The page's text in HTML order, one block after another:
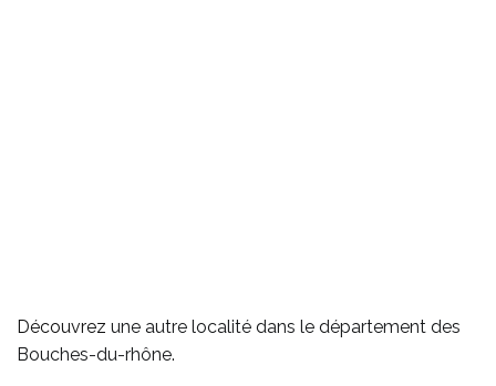
Découvrez une autre localité dans le département des
Bouches-du-rhône.